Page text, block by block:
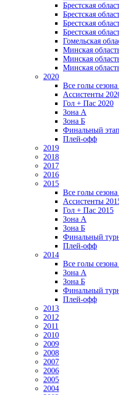
Брестская
Брестская
Брестская
Брестская
Гомельская
Минская
Минская
Минская
2020
Все голы
Ассистенты
Гол + Пас 2020
Зона А
Зона Б
Финальный этап
Плей-офф
2019
2018
2017
2016
2015
Все голы
Ассистенты
Гол + Пас 2015
Зона А
Зона Б
Финальный
Плей-офф
2014
Все голы
Зона А
Зона Б
Финальный
Плей-офф
2013
2012
2011
2010
2009
2008
2007
2006
2005
2004